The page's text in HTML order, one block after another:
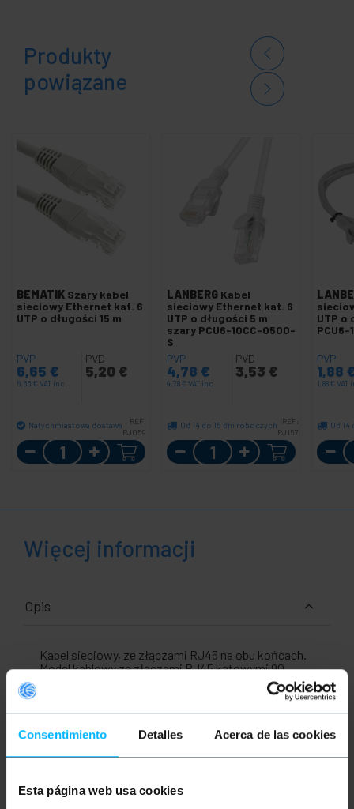
Consentimiento Detalles Acerca de las cookies
Esta página web usa cookies
Produkty
powiązane
BEMATIK Szary kabel
sieciowy Ethernet kat. 6
UTP o długości 15 m
PVP
6,65 €
6,65 € VAT inc.
PVD
5,20 €
Natychmiastowa dostawa
REF:
RJ059
Ilość
LANBERG Kabel
sieciowy Ethernet kat. 6
UTP o długości 5 m
szary PCU6-10CC-0500-
S
PVP
4,78 €
4,78 € VAT inc.
PVD
3,53 €
Od 14 do 15 dni roboczych
REF:
RJ157
Ilość
UTP o
PVP
1,88
1,88 € VAT
Od
Więcej informacji
Opis
Kabel sieciowy, ze złączami RJ45 na obu końcach.
Model kablowy ze złączami RJ45 kątowymi 90
stopni (kątowe). Wysokiej jakości wąż sieciowy do
wykonywania połączeń urządzeń sieciowych, które
Dane techniczne
złączami męskimi RJ45 (kąt 90 stopni).
Długość kabla: 5 m.